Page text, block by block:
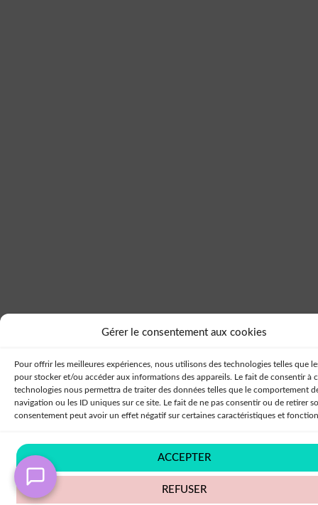
Gérer le consentement aux cookies
Pour offrir les meilleures expériences, nous utilisons des technologies telles que
pour stocker et/ou accéder aux informations des appareils. Le fait de consentir à
technologies nous permettra de traiter des données telles que le comportement
navigation ou les ID uniques sur ce site. Le fait de ne pas consentir ou de retirer
consentement peut avoir un effet négatif sur certaines caractéristiques et
ACCEPTER
REFUSER